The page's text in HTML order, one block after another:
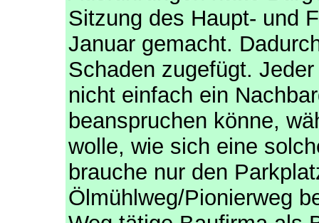
Sitzung des Haupt- und
Januar gemacht.
Schaden zugefügt.
nicht einfach ein
beanspruchen könne,
wolle, wie sich eine
brauche nur den
Ölmühlweg/Pionierweg